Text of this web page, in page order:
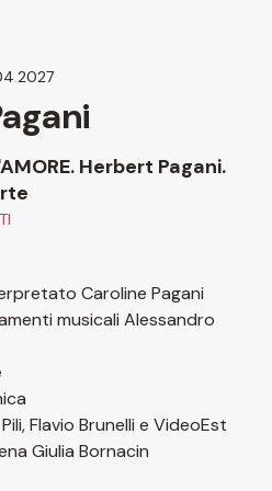
.2027
Herbert Pagani.
Caroline Pagani
musicali Alessandro
Flavio Brunelli e VideoEst
Giulia Bornacin